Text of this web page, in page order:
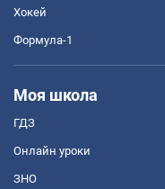
Хокей
Формула-1
Моя школа
ГДЗ
Онлайн уроки
ЗНО